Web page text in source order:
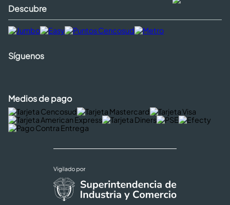
Descubre
Síguenos
Medios de pago